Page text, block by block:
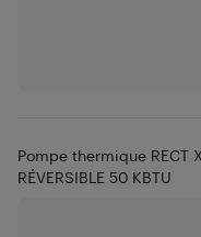
Pompe thermique RECT
RÉVERSIBLE 50 KBTU